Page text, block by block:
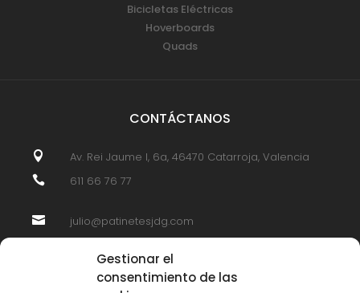
Gestionar el
consentimiento de las
Bicicletas Eléctricas
Hoverboards
Quads
CONTÁCTANOS
 Av. Rei Jaume I, 6a, 46470 Catarroja, Valencia
 611 66 76 77
 julio@patinetesjdg.com